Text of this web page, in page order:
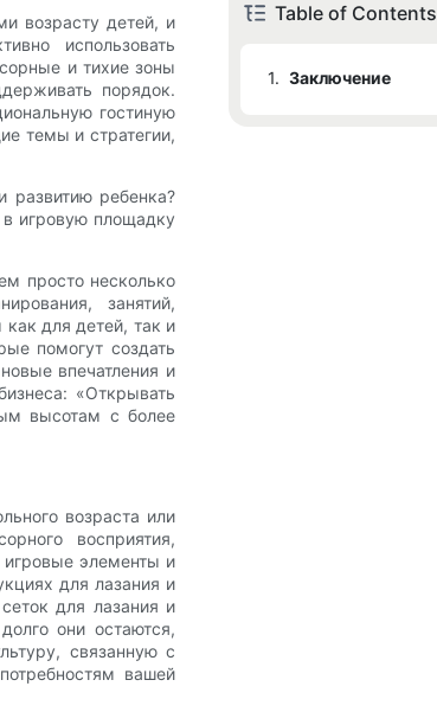
возрасту детей, и
использовать
и тихие зоны
порядок.
гостиную
темы и стратегии,
развитию ребенка?
игровую площадку
просто несколько
занятий,
для детей, так и
помогут создать
впечатления и
«Открывать
высотам с более
возраста или
восприятия,
элементы и
для лазания и
для лазания и
они остаются,
связанную с
вашей
Table of Contents
1. Заключение